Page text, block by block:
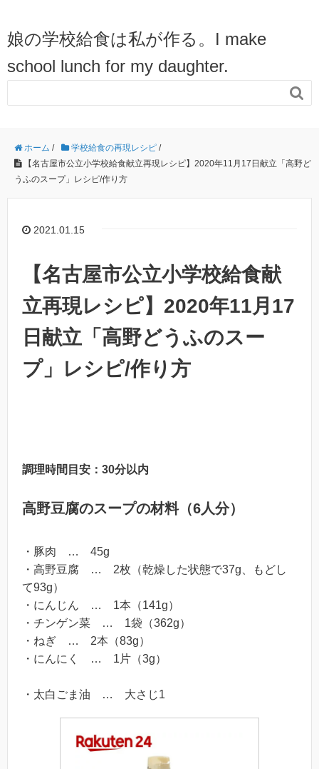
娘の学校給食は私が作る。I make
school lunch for my daughter.

ホーム / 学校給食の再現レシピ /
【名古屋市公立小学校給食献立再現レシピ】2020年11月17日献立「高野ど
うふのスープ」レシピ/作り方
2021.01.15
【名古屋市公立小学校給食献
立再現レシピ】2020年11月17
日献立「高野どうふのスー
プ」レシピ/作り方
調理時間目安：30分以内
高野豆腐のスープの材料（6人分）
・豚肉 … 45g
・高野豆腐 … 2枚（乾燥した状態で37g、もどし
て93g）
・にんじん … 1本（141g）
・チンゲン菜 … 1袋（362g）
・ねぎ … 2本（83g）
・にんにく … 1片（3g）
・太白ごま油 … 大さじ1